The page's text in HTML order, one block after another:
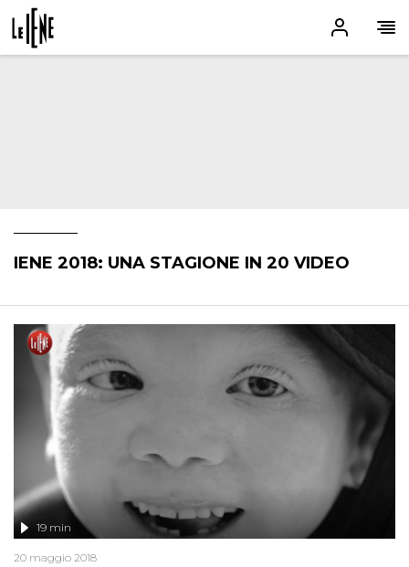
IENE 2018: UNA STAGIONE IN 20 VIDEO
19 min
20 maggio 2018